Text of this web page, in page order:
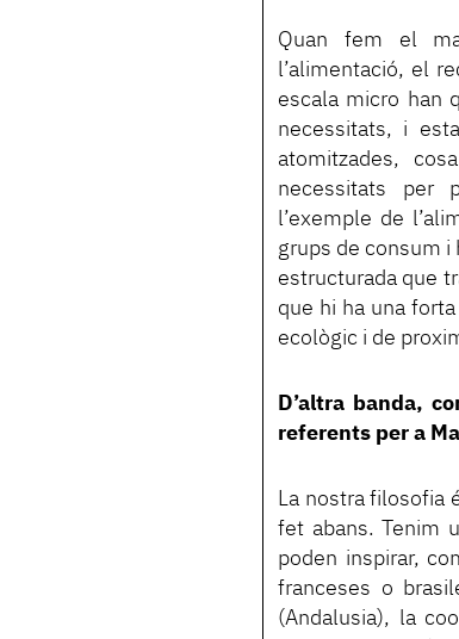
Quan fem el
l’alimentació, el
escala micro han
necessitats, i
atomitzades,
necessitats per
l’exemple de
grups de consum i
estructurada que
que hi ha una
ecològic i de
D’altra banda,
referents per a
La nostra filosofia
fet abans. Tenim
poden inspirar,
franceses o
(Andalusia), la